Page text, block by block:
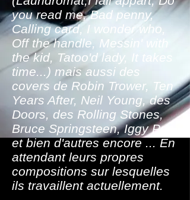
you read me, Bad penny,
Calling card, I wonder who,
Off the handle, Messin' with
the kid, Tatoo'd lady, It takes
time...) mais aussi des
covers de Robin Trower, Ten
Years After, Neil Young, des
Doors, des Rolling Stones,
Bruce Springsteen, Iggy Pop
et bien d'autres encore ... En
attendant leurs propres
compositions sur lesquelles
ils travaillent actuellement.